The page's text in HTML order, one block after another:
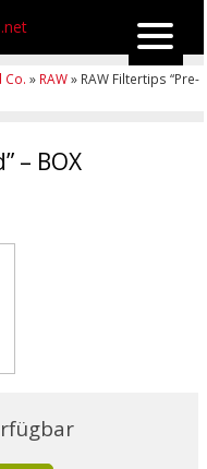
Co. » RAW» RAW Filtertips “Pre-
– BOX